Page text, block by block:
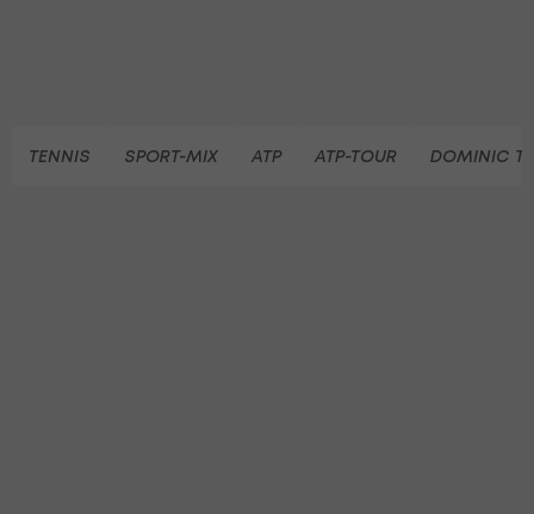
TENNIS SPORT-MIX ATP ATP-TOUR DOMINIC